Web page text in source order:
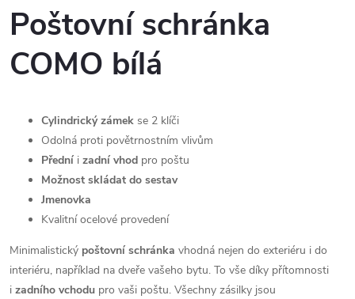
Poštovní schránka
COMO bílá
Cylindrický zámek se 2 klíči
Odolná proti povětrnostním vlivům
Přední i zadní vhod pro poštu
Možnost skládat do sestav
Jmenovka
Kvalitní ocelové provedení
Minimalistický poštovní schránka vhodná nejen do exteriéru i do
interiéru, například na dveře vašeho bytu. To vše díky přítomnosti
i zadního vchodu pro vaši poštu. Všechny zásilky jsou